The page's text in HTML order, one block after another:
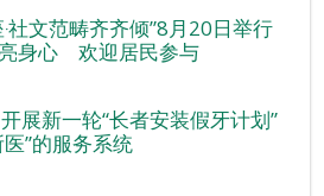
社文范畴齐齐倾”8月20日举行
身心 欢迎居民参与
展新一轮“长者安装假牙计划”
”的服务系统